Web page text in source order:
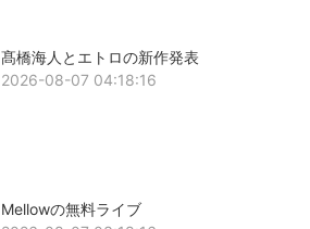
髙橋海人とエトロの新作発表
2026-08-07 04:18:16
Mellowの無料ライブ